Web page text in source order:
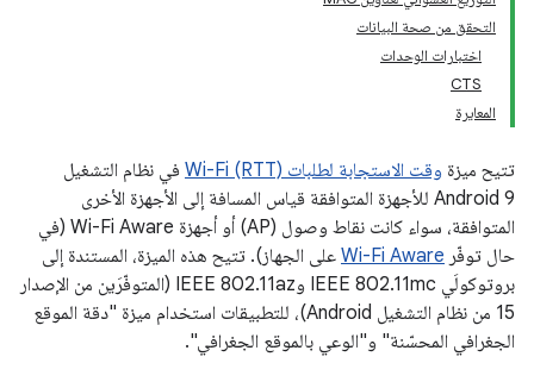
التحقق من صحة البيانات
اختبارات الوحدات
CTS
المعايرة
تتيح ميزة وقت الاستجابة لطلبات Wi-Fi (RTT)
في نظام التشغيل
Android 9 للأجهزة المتوافقة قياس المسافة إلى الأجهزة الأخرى
المتوافقة، سواء كانت نقاط وصول (AP) أو أجهزة Wi-Fi Aware (في
حال توفّر Wi-Fi Aware على الجهاز). تتيح هذه الميزة، المستندة إلى
بروتوكولَي IEEE 802.11mc وIEEE 802.11az (المتوفّرَين من الإصدار
15 من نظام التشغيل Android)، للتطبيقات استخدام ميزة "دقة الموقع
الجغرافي المحسّنة" و"الوعي بالموقع الجغرافي".